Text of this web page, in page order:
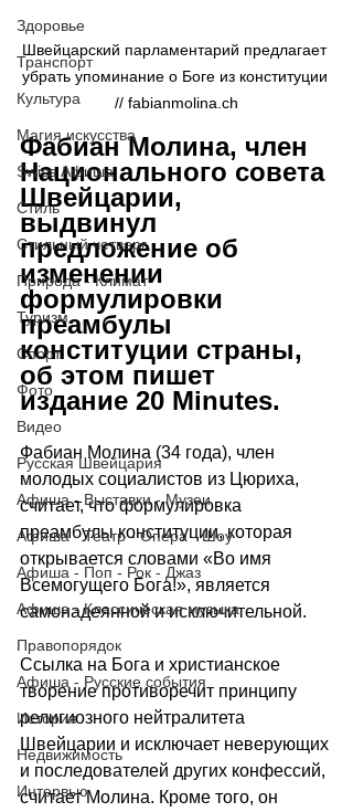
Здоровье
Транспорт
Культура
Магия искусства
Swiss Афиша
Стиль
Стильный четверг
Природа - Климат
Туризм
Спорт
Фото
Видео
Русская Швейцария
Афиша - Выставки - Музеи
Афиша - Театр - Опера - Шоу
Афиша - Поп - Рок - Джаз
Афиша - Классическая музыка
Правопорядок
Афиша - Русские события
История
Недвижимость
Интервью
Швейцарский парламентарий предлагает
убрать упоминание о Боге из конституции
// fabianmolina.ch
Фабиан Молина, член
Национального совета
Швейцарии,
выдвинул
предложение об
изменении
формулировки
преамбулы
конституции страны,
об этом пишет
издание 20 Minutes.
Фабиан Молина (34 года), член
молодых социалистов из Цюриха,
считает, что формулировка
преамбулы конституции, которая
открывается словами «Во имя
Всемогущего Бога!», является
самонадеянной и исключительной.
Ссылка на Бога и христианское
творение противоречит принципу
религиозного нейтралитета
Швейцарии и исключает неверующих
и последователей других конфессий,
считает Молина. Кроме того, он